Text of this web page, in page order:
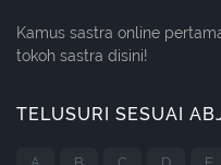
Kamus sastra online
tokoh sastra disini!
TELUSURI SESUAI